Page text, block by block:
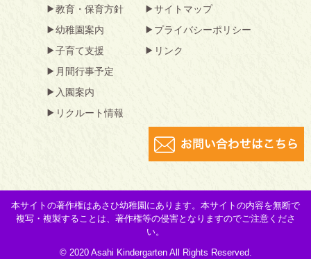
教育・保育方針
幼稚園案内
子育て支援
月間行事予定
入園案内
リクルート情報
サイトマップ
プライバシーポリシー
リンク
本サイトの著作権はあさひ幼稚園にあります。本サイトの内容を無断で
複写・複製することは、著作権等の侵害となりますのでご注意くださ
い。
© 2020 Asahi Kindergarten All Rights Reserved.